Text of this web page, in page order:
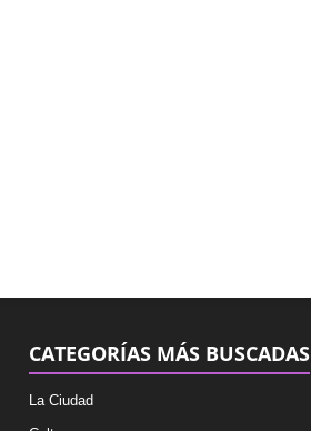
CATEGORÍAS MÁS BUSCADAS
La Ciudad